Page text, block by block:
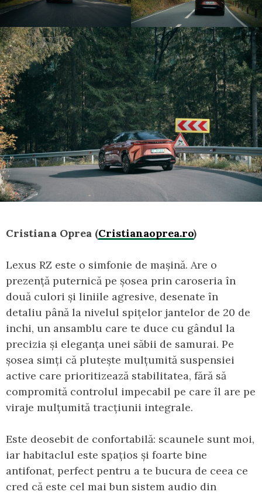
Cristiana Oprea (Cristianaoprea.ro)
Lexus RZ este o simfonie de mașină. Are o
prezență puternică pe șosea prin caroseria în
două culori și liniile agresive, desenate în
detaliu până la nivelul spițelor jantelor de 20 de
inchi, un ansamblu care te duce cu gândul la
precizia și eleganța unei săbii de samurai. Pe
șosea simți că plutește mulțumită suspensiei
active care prioritizează stabilitatea, fără să
compromită controlul impecabil pe care îl are pe
viraje mulțumită tracțiunii integrale.
Este deosebit de confortabilă: scaunele sunt moi,
iar habitaclul este spațios și foarte bine
antifonat, perfect pentru a te bucura de ceea ce
cred că este cel mai bun sistem audio din